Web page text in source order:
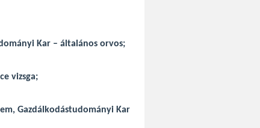
Kar – általános orvos;
vizsga;
Gazdálkodástudományi Kar